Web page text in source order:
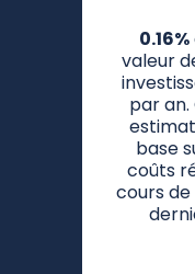
0.16%
valeur
par
base
coûts
cours de